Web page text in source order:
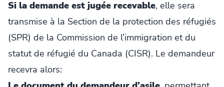
Si la demande est jugée recevable, elle sera
transmise à la Section de la protection des réfugiés
(SPR) de la Commission de l’immigration et du
statut de réfugié du Canada (CISR). Le demandeur
recevra alors: